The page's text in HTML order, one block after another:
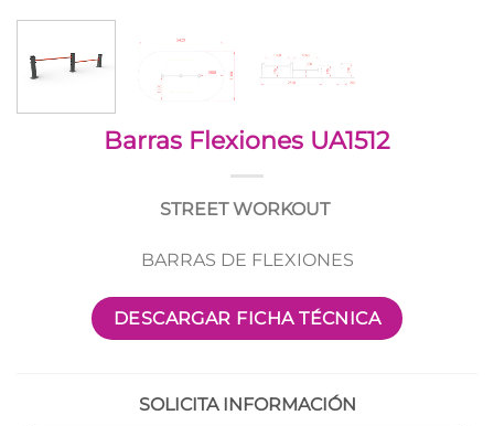
Barras Flexiones UA1512
STREET WORKOUT
BARRAS DE FLEXIONES
DESCARGAR FICHA TÉCNICA
SOLICITA INFORMACIÓN